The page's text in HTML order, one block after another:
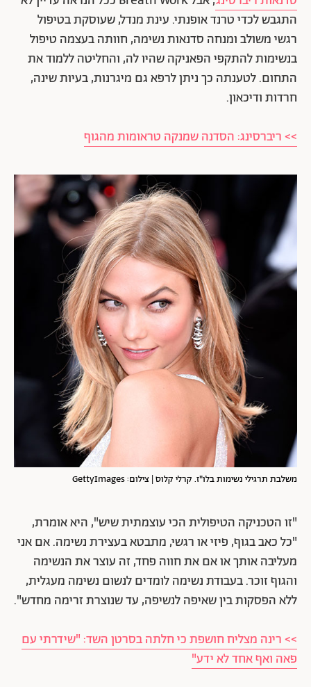
התגבש לכדי טרנד אופנתי. עינת מנדל, שעוסקת בטיפול
רגשי משולב ומנחה סדנאות נשימה, חוותה בעצמה טיפול
בנשימות להתקפי הפאניקה שהיו לה, והחליטה ללמוד את
התחום. לטענתה כך ניתן לרפא גם מיגרנות, בעיות שינה,
חרדות ודיכאון.
>> ריברסינג: הסדנה שמנקה טראומות מהגוף
משלבת תרגילי נשימות בלו"ז. קרלי קלוס | צילום: GettyImages
"זו הטכניקה הטיפולית הכי עוצמתית שיש", היא אומרת,
"כל כאב בגוף, פיזי או רגשי, מתבטא בעצירת נשימה. אם אני
מעליבה אותך או אם את חווה פחד, זה עוצר את הנשימה
והגוף זוכר. בעבודת נשימה לומדים לנשום נשימה מעגלית,
ללא הפסקות בין שאיפה לנשיפה, עד שנוצרת זרימה מחדש".
>> רינה מצליח חושפת כי חלתה בסרטן השד: "שידרתי עם
פאה ואף אחד לא ידע"